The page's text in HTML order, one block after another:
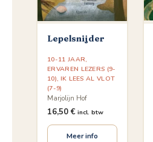
Lepelsnijder
10-11 JAAR,
ERVAREN LEZERS (9-
10), IK LEES AL VLOT
(7-9)
Marjolijn Hof
16,50 € incl. btw
Meer info